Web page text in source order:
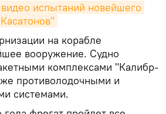
испытаний новейшего
на корабле
вооружение. Судно
комплексами "Калибр-
противолодочными и
системами.